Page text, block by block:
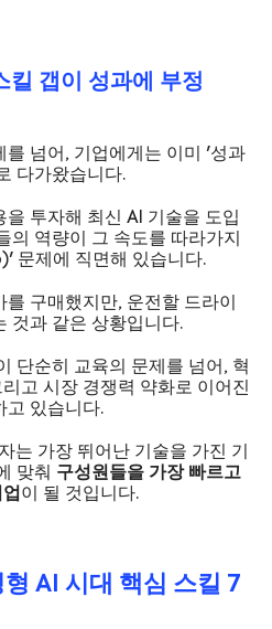
킬 갭이 성과에 부정
를 넘어, 기업에게는 이미 '성과
다가왔습니다.
투자해 최신 AI 기술을 도입
의 역량이 그 속도를 따라가지
문제에 직면해 있습니다.
구매했지만, 운전할 드라이
것과 같은 상황입니다.
단순히 교육의 문제를 넘어, 혁
고 시장 경쟁력 약화로 이어진
고 있습니다.
는 가장 뛰어난 기술을 가진 기
맞춰 구성원들을 가장 빠르고
이 될 것입니다.
AI 시대 핵심 스킬 7